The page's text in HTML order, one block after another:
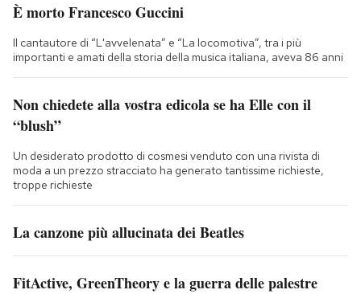
È morto Francesco Guccini
Il cantautore di “L'avvelenata” e “La locomotiva”, tra i più
importanti e amati della storia della musica italiana, aveva 86 anni
Non chiedete alla vostra edicola se ha Elle con il
“blush”
Un desiderato prodotto di cosmesi venduto con una rivista di
moda a un prezzo stracciato ha generato tantissime richieste,
troppe richieste
La canzone più allucinata dei Beatles
FitActive, GreenTheory e la guerra delle palestre